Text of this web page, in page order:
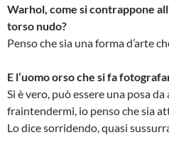
Warhol, come si contrappone
torso nudo?
Penso che sia una forma d’arte
E l’uomo orso che si fa
Si è vero, può essere una posa
fraintendermi, io penso che sia
Lo dice sorridendo, quasi